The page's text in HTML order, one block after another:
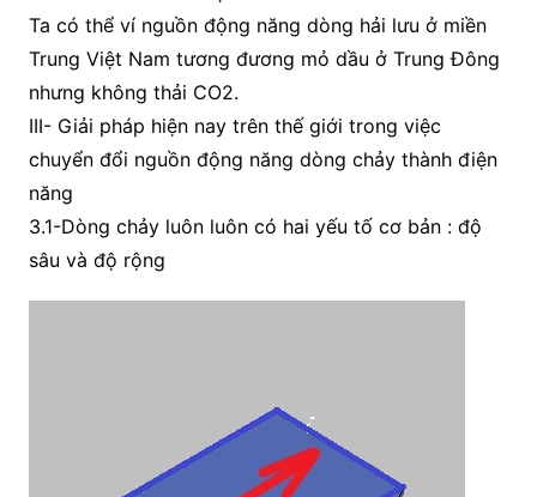
Ta có thể ví nguồn động năng dòng hải lưu ở miền
Trung Việt Nam tương đương mỏ dầu ở Trung Đông
nhưng không thải CO2.
III- Giải pháp hiện nay trên thế giới trong việc
chuyển đổi nguồn động năng dòng chảy thành điện
năng
3.1-Dòng chảy luôn luôn có hai yếu tố cơ bản : độ
sâu và độ rộng